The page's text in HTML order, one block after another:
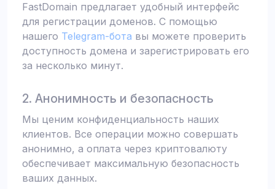
FastDomain предлагает удобный интерфейс
для регистрации доменов. С помощью
нашего Telegram-бота вы можете проверить
доступность домена и зарегистрировать его
за несколько минут.
2. Анонимность и безопасность
Мы ценим конфиденциальность наших
клиентов. Все операции можно совершать
анонимно, а оплата через криптовалюту
обеспечивает максимальную безопасность
ваших данных.